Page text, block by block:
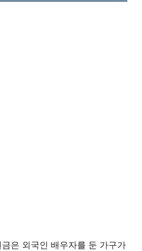
은 외국인 배우자를 둔 가구가